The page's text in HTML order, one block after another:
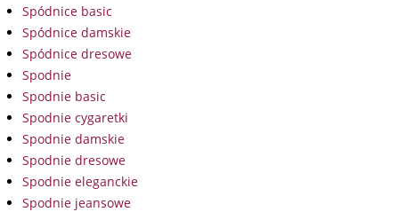
Spódnice basic
Spódnice damskie
Spódnice dresowe
Spodnie
Spodnie basic
Spodnie cygaretki
Spodnie damskie
Spodnie dresowe
Spodnie eleganckie
Spodnie jeansowe